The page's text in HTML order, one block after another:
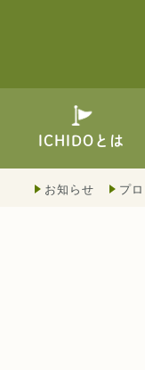
ICHIDOとは
お知らせ プ